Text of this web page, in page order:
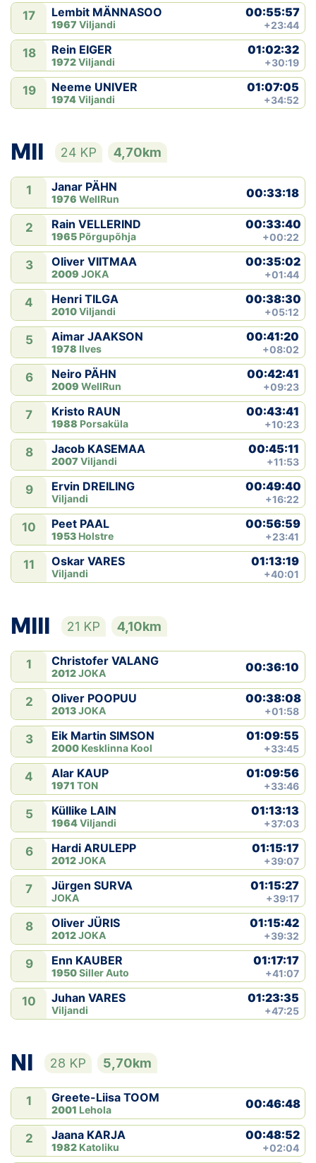
17 Lembit MÄNNASOO
1967 Viljandi
00:55:57
+23:44
18 Rein EIGER
1972Viljandi
01:02:32
+30:19
19 Neeme UNIVER
1974Viljandi
01:07:05
+34:52
MII 24 KP 4,70km
1 Janar PÄHN
1976 WellRun 00:33:18
2 Rain VELLERIND
1965 Põrgupõhja
00:33:40
+00:22
3 Oliver VIITMAA
2009 JOKA
00:35:02
+01:44
4 Henri TILGA
2010Viljandi
00:38:30
+05:12
5 Aimar JAAKSON
1978 Ilves
00:41:20
+08:02
6 Neiro PÄHN
2009 WellRun
00:42:41
+09:23
7 Kristo RAUN
1988 Porsaküla
00:43:41
+10:23
8 Jacob KASEMAA
2007 Viljandi
00:45:11
+11:53
9 Ervin DREILING
Viljandi
00:49:40
+16:22
10 Peet PAAL
1953 Holstre
00:56:59
+23:41
11 Oskar VARES
Viljandi
01:13:19
+40:01
MIII 21 KP 4,10km
1 Christofer VALANG
2012JOKA 00:36:10
2 Oliver POOPUU
2013JOKA
00:38:08
+01:58
3 Eik Martin SIMSON
2000 Kesklinna Kool
01:09:55
+33:45
4 Alar KAUP
1971 TON
01:09:56
+33:46
5 Küllike LAIN
1964Viljandi
01:13:13
+37:03
6 Hardi ARULEPP
2012JOKA
01:15:17
+39:07
7 Jürgen SURVA
JOKA
01:15:27
+39:17
8 Oliver JÜRIS
2012JOKA
01:15:42
+39:32
9 Enn KAUBER
1950Siller Auto
01:17:17
+41:07
10 Juhan VARES
Viljandi
01:23:35
+47:25
NI 28 KP 5,70km
1 Greete-Liisa TOOM
2001 Lehola 00:46:48
2 Jaana KARJA
1982 Katoliku
00:48:52
+02:04